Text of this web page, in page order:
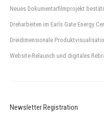
Neues Dokumentarfilmprojekt
Dreharbeiten im Earls Gate Energy
Dreidimensionale
Website-Relaunch und digitales
Newsletter Registration